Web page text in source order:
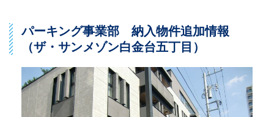
パーキング事業部 納入物件追加情報
（ザ・サンメゾン白金台五丁目）